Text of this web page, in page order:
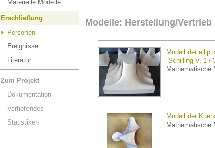
Materielle Modelle
Erschließung
Personen
Ereignisse
Literatur
Zum Projekt
Dokumentation
Vertiefendes
Statistiken
Modelle: Herstellung/Vertrieb
Modell der
[Schilling V, 1 /
Mathematische
Modell der
Mathematische